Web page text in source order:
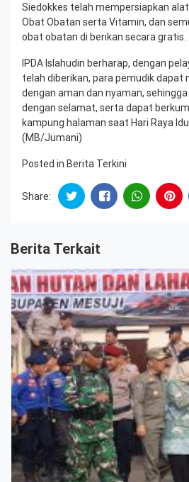
Siedokkes telah mempersiapkan
Obat Obatan serta Vitamin, dan
obat obatan di berikan secara gratis.
IPDA Islahudin berharap, dengan
telah diberikan, para pemudik dapat
dengan aman dan nyaman,
dengan selamat, serta dapat
kampung halaman saat Hari Raya
(MB/Jumani)
Posted in Berita Terkini
Share:
Berita Terkait